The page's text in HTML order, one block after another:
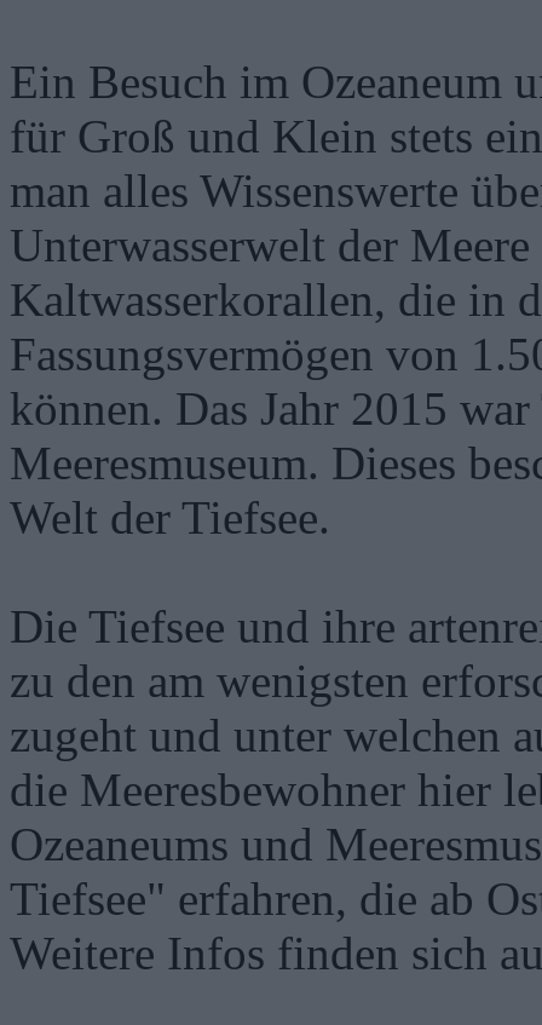
Ein Besuch im Ozeaneum
für Groß und Klein stets
man alles Wissenswerte
Unterwasserwelt der
Kaltwasserkorallen, die in
Fassungsvermögen von
können. Das Jahr 2015
Meeresmuseum. Dieses
Welt der Tiefsee.
Die Tiefsee und ihre
zu den am wenigsten
zugeht und unter welchen
die Meeresbewohner hier
Ozeaneums und
Tiefsee" erfahren, die ab
Weitere Infos finden sich